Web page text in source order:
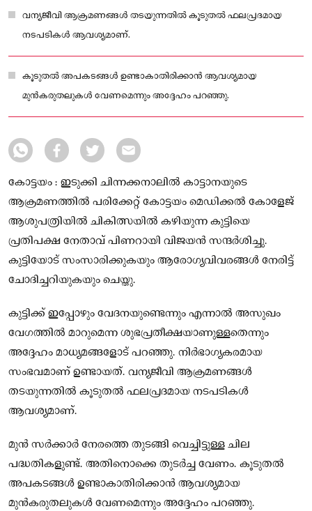
വന്യജീവി ആക്രമണങ്ങൾ തടയുന്നതിൽ കൂടുതൽ ഫലപ്രദമായ
നടപടികൾ ആവശ്യമാണ്.
കൂടുതൽ അപകടങ്ങൾ ഉണ്ടാകാതിരിക്കാൻ ആവശ്യമായ
മുൻകരുതലുകൾ വേണമെന്നും അദ്ദേഹം പറഞ്ഞു.
കോട്ടയം : ഇടുക്കി ചിന്നക്കനാലിൽ കാട്ടാനയുടെ
ആക്രമണത്തിൽ പരിക്കേറ്റ് കോട്ടയം മെഡിക്കൽ കോളേജ്
ആശുപത്രിയിൽ ചികിത്സയിൽ കഴിയുന്ന കുട്ടിയെ
പ്രതിപക്ഷ നേതാവ് പിണറായി വിജയൻ സന്ദർശിച്ചു.
കുട്ടിയോട് സംസാരിക്കുകയും ആരോഗ്യവിവരങ്ങൾ നേരിട്ട്
ചോദിച്ചറിയുകയും ചെയ്തു.
കുട്ടിക്ക് ഇപ്പോഴും വേദനയുണ്ടെന്നും എന്നാൽ അസുഖം
വേഗത്തിൽ മാറുമെന്ന ശുഭപ്രതീക്ഷയാണുള്ളതെന്നും
അദ്ദേഹം മാധ്യമങ്ങളോട് പറഞ്ഞു. നിർഭാഗ്യകരമായ
സംഭവമാണ് ഉണ്ടായത്. വന്യജീവി ആക്രമണങ്ങൾ
തടയുന്നതിൽ കൂടുതൽ ഫലപ്രദമായ നടപടികൾ
ആവശ്യമാണ്.
മുൻ സർക്കാർ നേരത്തെ തുടങ്ങി വെച്ചിട്ടുള്ള ചില
പദ്ധതികളുണ്ട്. അതിനൊക്കെ തുടർച്ച വേണം. കൂടുതൽ
അപകടങ്ങൾ ഉണ്ടാകാതിരിക്കാൻ ആവശ്യമായ
മുൻകരുതലുകൾ വേണമെന്നും അദ്ദേഹം പറഞ്ഞു.